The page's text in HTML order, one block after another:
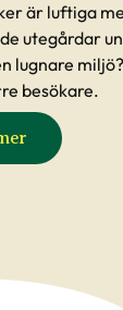
är luftiga
utegårdar
lugnare
besökare.